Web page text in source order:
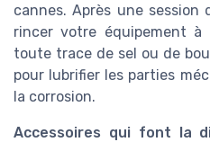
cannes. Après une session
rincer votre équipement à
toute trace de sel ou de
pour lubrifier les parties
la corrosion.
Accessoires qui font la